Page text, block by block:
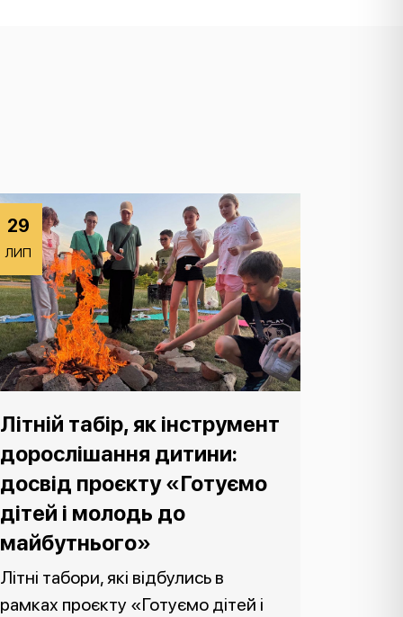
29
ЛИП
Літній табір, як інструмент
дорослішання дитини:
досвід проєкту «Готуємо
дітей і молодь до
майбутнього»
Літні табори, які відбулись в
рамках проєкту «Готуємо дітей і